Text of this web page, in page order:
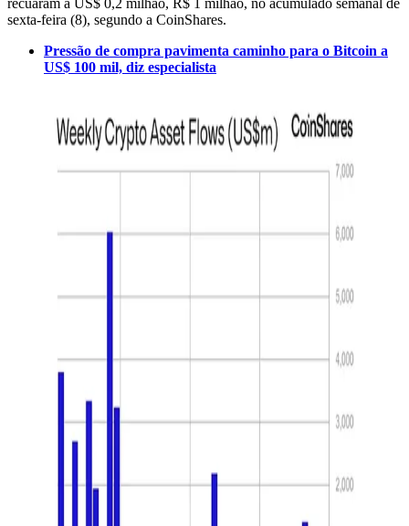
sexta-feira (8), segundo a CoinShares.
Pressão de compra pavimenta caminho para o Bitcoin a
US$ 100 mil, diz especialista